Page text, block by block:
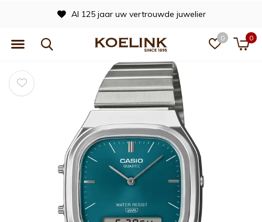
0 0
Al 125 jaar uw vertrouwde juwelier